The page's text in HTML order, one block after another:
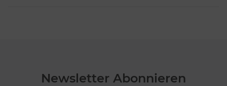
Newsletter Abonnieren